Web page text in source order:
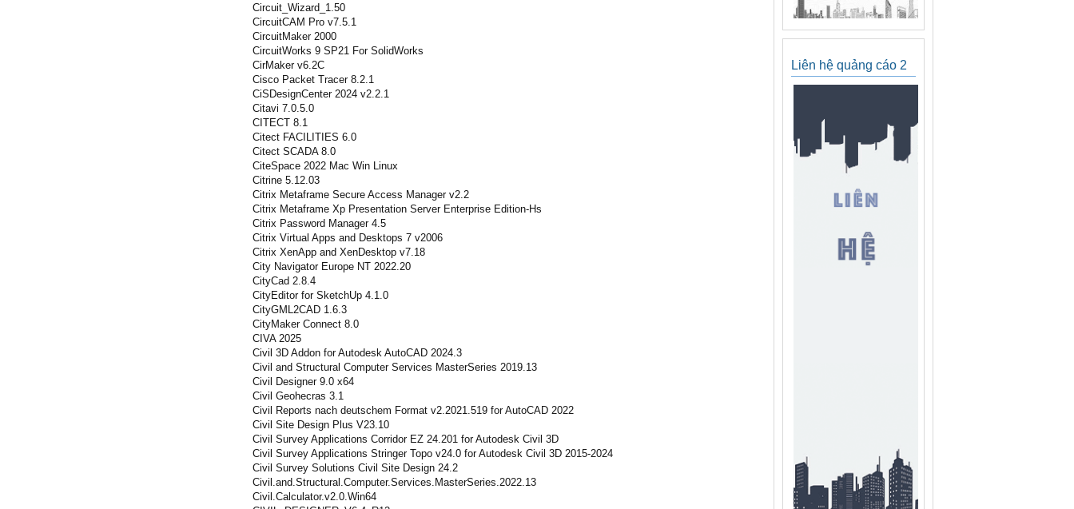
Circuit_Wizard_1.50
CircuitCAM Pro v7.5.1
CircuitMaker 2000
CircuitWorks 9 SP21 For SolidWorks
CirMaker v6.2C
Cisco Packet Tracer 8.2.1
CiSDesignCenter 2024 v2.2.1
Citavi 7.0.5.0
CITECT 8.1
Citect FACILITIES 6.0
Citect SCADA 8.0
CiteSpace 2022 Mac Win Linux
Citrine 5.12.03
Citrix Metaframe Secure Access Manager v2.2
Citrix Metaframe Xp Presentation Server Enterprise Edition-Hs
Citrix Password Manager 4.5
Citrix Virtual Apps and Desktops 7 v2006
Citrix XenApp and XenDesktop v7.18
City Navigator Europe NT 2022.20
CityCad 2.8.4
CityEditor for SketchUp 4.1.0
CityGML2CAD 1.6.3
CityMaker Connect 8.0
CIVA 2025
Civil 3D Addon for Autodesk AutoCAD 2024.3
Civil and Structural Computer Services MasterSeries 2019.13
Civil Designer 9.0 x64
Civil Geohecras 3.1
Civil Reports nach deutschem Format v2.2021.519 for AutoCAD 2022
Civil Site Design Plus V23.10
Civil Survey Applications Corridor EZ 24.201 for Autodesk Civil 3D
Civil Survey Applications Stringer Topo v24.0 for Autodesk Civil 3D 2015-2024
Civil Survey Solutions Civil Site Design 24.2
Civil.and.Structural.Computer.Services.MasterSeries.2022.13
Civil.Calculator.v2.0.Win64
Liên hệ quảng cáo 2